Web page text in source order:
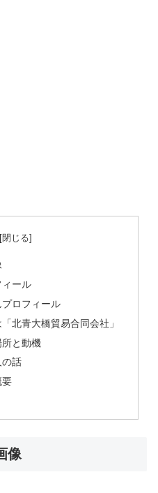
ール
ロフィール
北青大橋貿易合同会社」
と動機
の話
要
像